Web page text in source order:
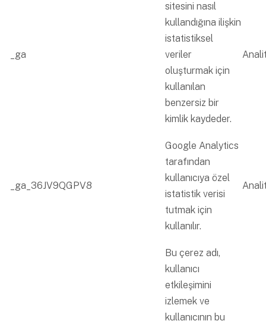
_ga
sitesini nasıl
kullandığına ilişkin
istatistiksel
veriler
oluşturmak için
kullanılan
benzersiz bir
kimlik kaydeder.
_ga_36JV9QGPV8
Google Analytics
tarafından
kullanıcıya özel
istatistik verisi
tutmak için
kullanılır.
Bu çerez adı,
kullanıcı
etkileşimini
izlemek ve
kullanıcının bu